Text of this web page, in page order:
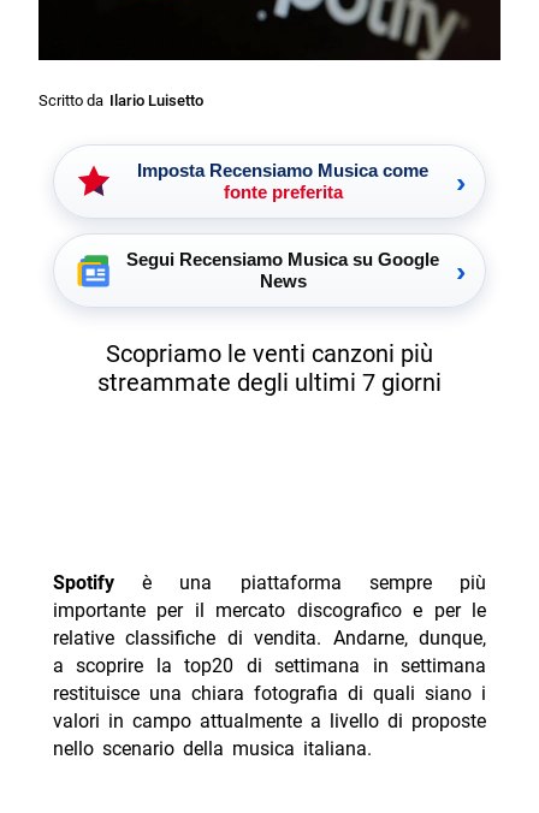
Scritto da Ilario Luisetto
Imposta Recensiamo Musica come
fonte preferita
›
Segui Recensiamo Musica su Google
News
›
Scopriamo le venti canzoni più
streammate degli ultimi 7 giorni
Spotifyè una piattaforma sempre più
importante per il mercato discografico e per le
relative classifiche di vendita. Andarne, dunque,
a scoprire la top20 di settimana in settimana
restituisce una chiara fotografia di quali siano i
valori in campo attualmente a livello di proposte
nello scenario della musica italiana.